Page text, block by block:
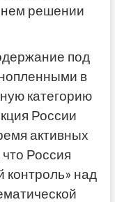
решении
под
в
категорию
России
активных
Россия
над